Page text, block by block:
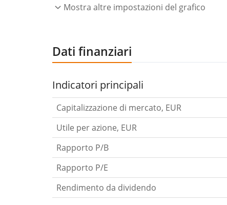
Mostra altre impostazioni del grafico
Dati finanziari
Indicatori principali
Capitalizzazione di mercato, EUR
Utile per azione, EUR
Rapporto P/B
Rapporto P/E
Rendimento da dividendo